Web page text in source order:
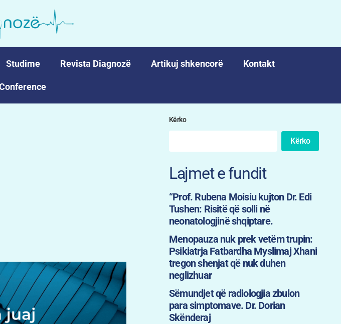
Studime Revista Diagnozë Artikuj shkencorë Kontakt
Kërko
Kërko
Lajmet e fundit
“Prof. Rubena Moisiu kujton Dr. Edi
Tushen: Risitë që solli në
neonatologjinë shqiptare.
Menopauza nuk prek vetëm trupin:
Psikiatrja Fatbardha Myslimaj Xhani
tregon shenjat që nuk duhen
neglizhuar
Sëmundjet që radiologjia zbulon
para simptomave. Dr. Dorian
Skënderaj